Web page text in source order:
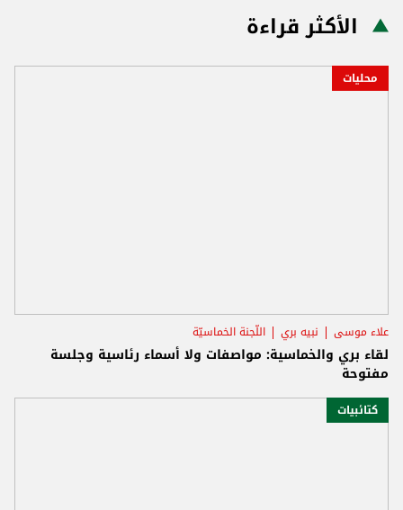
الأكثر قراءة
محليات
علاء موسى نبيه بري اللّجنة الخماسيّة
لقاء بري والخماسية: مواصفات ولا أسماء رئاسية وجلسة
مفتوحة
كتائبيات